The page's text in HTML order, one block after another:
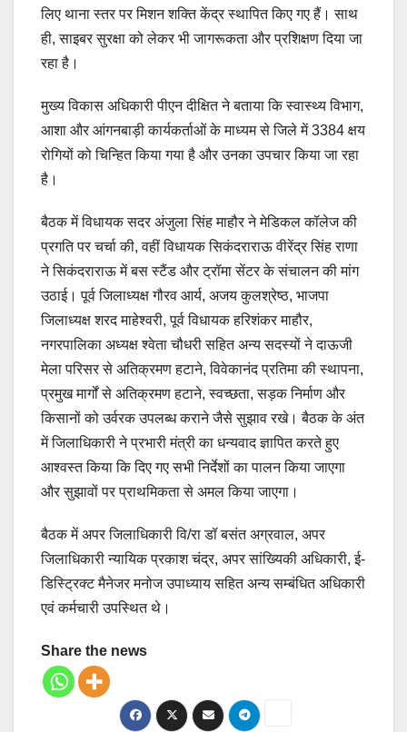
लिए थाना स्तर पर मिशन शक्ति केंद्र स्थापित किए गए हैं। साथ
ही, साइबर सुरक्षा को लेकर भी जागरूकता और प्रशिक्षण दिया जा
रहा है।
मुख्य विकास अधिकारी पीएन दीक्षित ने बताया कि स्वास्थ्य विभाग,
आशा और आंगनबाड़ी कार्यकर्ताओं के माध्यम से जिले में 3384 क्षय
रोगियों को चिन्हित किया गया है और उनका उपचार किया जा रहा
है।
बैठक में विधायक सदर अंजुला सिंह माहौर ने मेडिकल कॉलेज की
प्रगति पर चर्चा की, वहीं विधायक सिकंदराराऊ वीरेंद्र सिंह राणा
ने सिकंदराराऊ में बस स्टैंड और ट्रॉमा सेंटर के संचालन की मांग
उठाई। पूर्व जिलाध्यक्ष गौरव आर्य, अजय कुलश्रेष्ठ, भाजपा
जिलाध्यक्ष शरद माहेश्वरी, पूर्व विधायक हरिशंकर माहौर,
नगरपालिका अध्यक्ष श्वेता चौधरी सहित अन्य सदस्यों ने दाऊजी
मेला परिसर से अतिक्रमण हटाने, विवेकानंद प्रतिमा की स्थापना,
प्रमुख मार्गों से अतिक्रमण हटाने, स्वच्छता, सड़क निर्माण और
किसानों को उर्वरक उपलब्ध कराने जैसे सुझाव रखे। बैठक के अंत
में जिलाधिकारी ने प्रभारी मंत्री का धन्यवाद ज्ञापित करते हुए
आश्वस्त किया कि दिए गए सभी निर्देशों का पालन किया जाएगा
और सुझावों पर प्राथमिकता से अमल किया जाएगा।
बैठक में अपर जिलाधिकारी वि/रा डॉ बसंत अग्रवाल, अपर
जिलाधिकारी न्यायिक प्रकाश चंद्र, अपर सांख्यिकी अधिकारी, ई-
डिस्ट्रिक्ट मैनेजर मनोज उपाध्याय सहित अन्य सम्बंधित अधिकारी
एवं कर्मचारी उपस्थित थे।
Share the news